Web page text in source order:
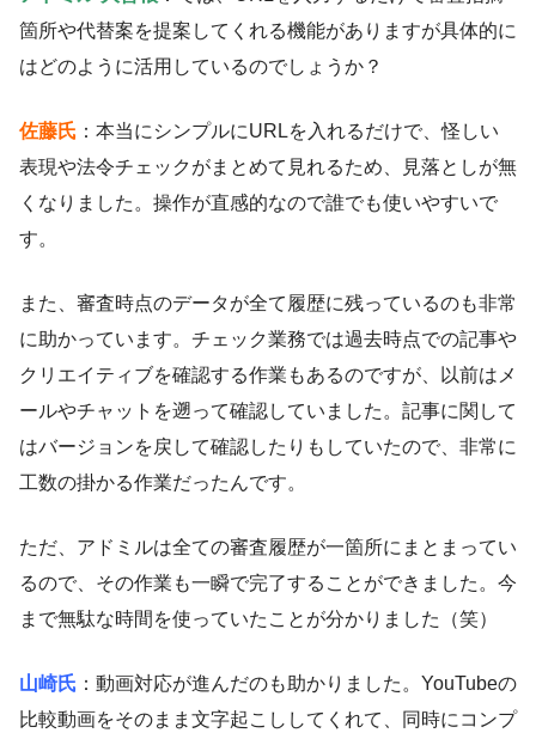
箇所や代替案を提案してくれる機能がありますが具体的に
はどのように活用しているのでしょうか？
佐藤氏 ：本当にシンプルにURLを入れるだけで、怪しい
表現や法令チェックがまとめて見れるため、見落としが無
くなりました。操作が直感的なので誰でも使いやすいで
す。
また、審査時点のデータが全て履歴に残っているのも非常
に助かっています。チェック業務では過去時点での記事や
クリエイティブを確認する作業もあるのですが、以前はメ
ールやチャットを遡って確認していました。記事に関して
はバージョンを戻して確認したりもしていたので、非常に
工数の掛かる作業だったんです。
ただ、アドミルは全ての審査履歴が一箇所にまとまってい
るので、その作業も一瞬で完了することができました。今
まで無駄な時間を使っていたことが分かりました（笑）
山崎氏 ：動画対応が進んだのも助かりました。YouTubeの
比較動画をそのまま文字起こししてくれて、同時にコンプ